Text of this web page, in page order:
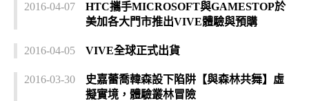
2016-04-07
HTC攜手MICROSOFT與GAMESTOP於
美加各大門市推出VIVE體驗與預購
2016-04-05 VIVE全球正式出貨
2016-03-30
史嘉蕾喬韓森設下陷阱【與森林共舞】虛
擬實境，體驗叢林冒險